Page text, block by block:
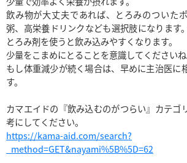
飲み物が大丈夫であれば、とろみのついた
粥、高栄養ドリンクなども選択肢になります
とろみ剤を使うと飲み込みやすくなります。
少量をこまめにとることを意識してくださいね
もし体重減少が続く場合は、早めに主治医に
す。
カマエイドの『飲み込むのがつらい』カテゴ
https://kama-aid.com/search?
_method=GET&nayami%5B%5D=62